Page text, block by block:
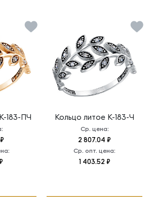
К-183-ПЧ Кольцо литое К-183-Ч
Ср. цена:
2 807.04 ₽
Ср. опт. цена:
1 403.52 ₽